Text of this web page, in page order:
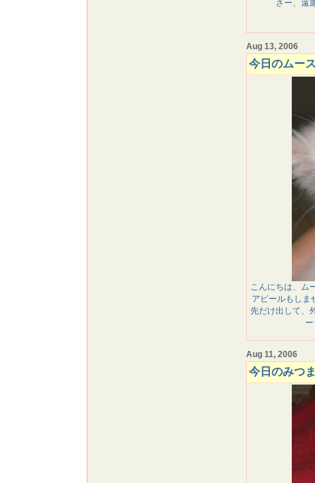
さー、遠
Aug 13, 2006
今日のムー
こんにちは、ム
アピールもしま
先だけ出して、
Aug 11, 2006
今日のみつ